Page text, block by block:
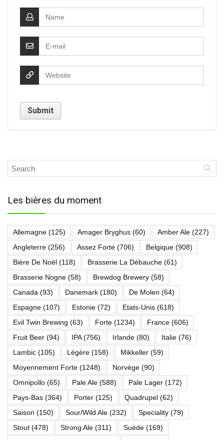
Les bières du moment
Allemagne (125) Amager Bryghus (60) Amber Ale (227)
Angleterre (256) Assez Forte (706) Belgique (908)
Bière De Noël (118) Brasserie La Débauche (61)
Brasserie Nogne (58) Brewdog Brewery (58)
Canada (93) Danemark (180) De Molen (64)
Espagne (107) Estonie (72) Etats-Unis (618)
Evil Twin Brewing (63) Forte (1234) France (606)
Fruit Beer (94) IPA(756) Irlande (80) Italie (76)
Lambic (105) Légère (158) Mikkeller (59)
Moyennement Forte (1248) Norvège (90)
Omnipollo (65) Pale Ale (588) Pale Lager (172)
Pays-Bas (364) Porter (125) Quadrupel (62)
Saison (150) Sour/Wild Ale (232) Speciality (79)
Stout (478) Strong Ale (311) Suède (169)